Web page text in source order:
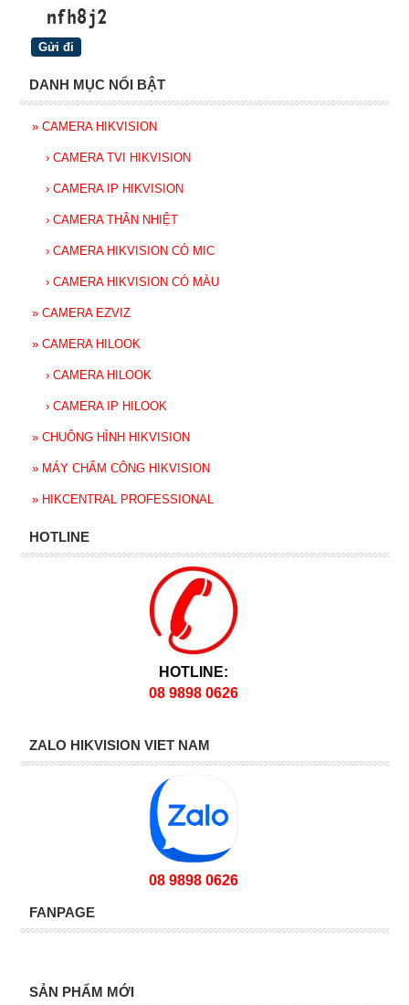
DANH MỤC NỔI BẬT
» CAMERA HIKVISION
› CAMERA TVI HIKVISION
› CAMERA IP HIKVISION
› CAMERA THÂN NHIỆT
› CAMERA HIKVISION CÓ MIC
› CAMERA HIKVISION CÓ MÀU
» CAMERA EZVIZ
» CAMERA HILOOK
› CAMERA HILOOK
› CAMERA IP HILOOK
» CHUÔNG HÌNH HIKVISION
» MÁY CHẤM CÔNG HIKVISION
» HIKCENTRAL PROFESSIONAL
HOTLINE
HOTLINE:
08 9898 0626
ZALO HIKVISION VIET NAM
08 9898 0626
FANPAGE
SẢN PHẨM MỚI